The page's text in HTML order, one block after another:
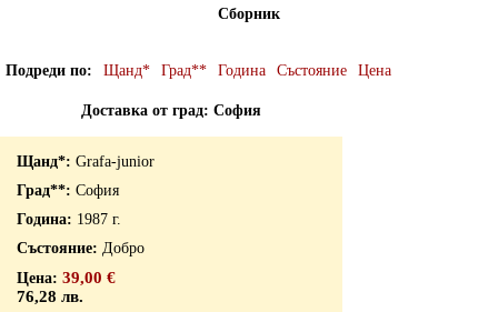
Сборник
Подреди по Щанд* Град** Година Състояние Цена
Доставка от град: София
Grafa-junior
София
1987 г.
Добро
39,00 €
76,28 лв.